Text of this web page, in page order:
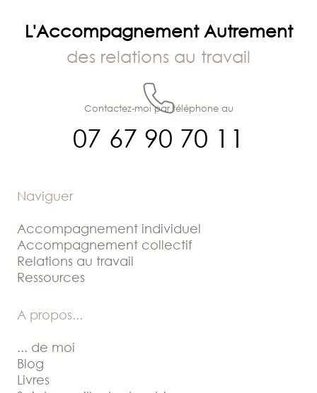
L'Accompagnement Autrement
des relations au travail
07 67 90 70 11
Contactez-moi par téléphone au
Naviguer
Accompagnement individuel
Accompagnement collectif
Relations au travail
Ressources
A propos...
... de moi
Blog
Livres